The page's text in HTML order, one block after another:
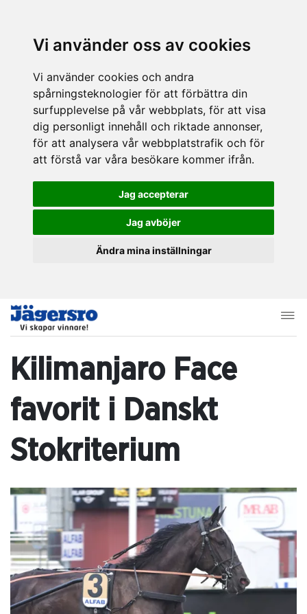
Vi använder oss av cookies
Vi använder cookies och andra
spårningsteknologier för att förbättra din
surfupplevelse på vår webbplats, för att visa
dig personligt innehåll och riktade annonser,
för att analysera vår webbplatstrafik och för
att förstå var våra besökare kommer ifrån.
Jag accepterar
Jag avböjer
Ändra mina inställningar
Kilimanjaro Face
favorit i Danskt
Stokriterium